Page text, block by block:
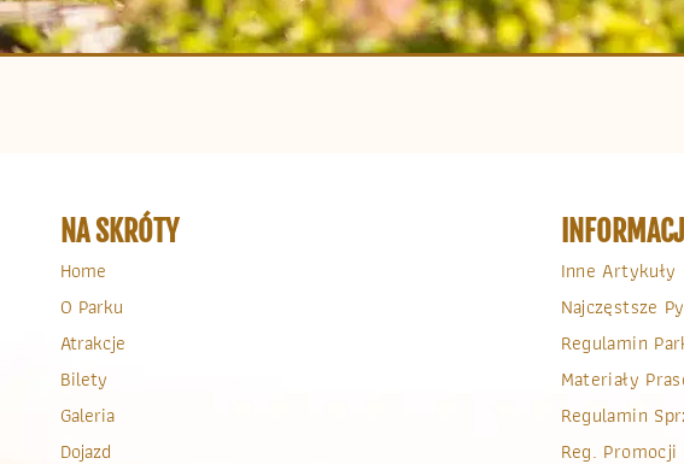
NA SKRÓTY
Home
O Parku
Atrakcje
Bilety
Galeria
Dojazd
Inne Artykuły
Najczęstsze
Regulamin
Materiały
Regulamin
Reg.